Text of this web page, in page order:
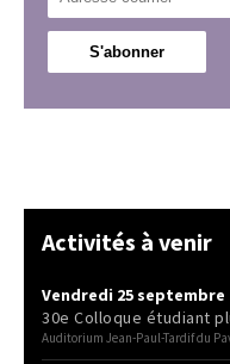
Activités à venir
Vendredi 25 septembre
30e Colloque étudiant
Auditorium Jean-Paul-Tardif du